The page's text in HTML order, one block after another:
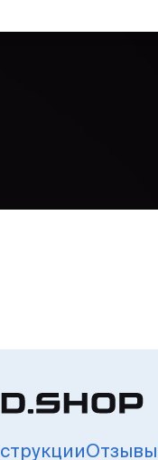
Отзывы